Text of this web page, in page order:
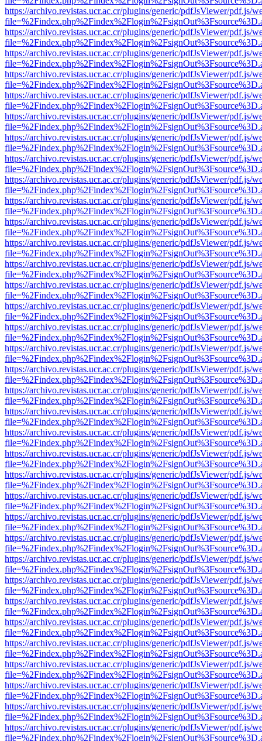
https://archivo.revistas.ucr.ac.cr/plugins/generic/pdfJsViewer/pdf.js/
https://archivo.revistas.ucr.ac.cr/plugins/generic/pdfJsViewer/pdf.js/
https://archivo.revistas.ucr.ac.cr/plugins/generic/pdfJsViewer/pdf.js/
https://archivo.revistas.ucr.ac.cr/plugins/generic/pdfJsViewer/pdf.js/
https://archivo.revistas.ucr.ac.cr/plugins/generic/pdfJsViewer/pdf.js/
https://archivo.revistas.ucr.ac.cr/plugins/generic/pdfJsViewer/pdf.js/
https://archivo.revistas.ucr.ac.cr/plugins/generic/pdfJsViewer/pdf.js/
https://archivo.revistas.ucr.ac.cr/plugins/generic/pdfJsViewer/pdf.js/
https://archivo.revistas.ucr.ac.cr/plugins/generic/pdfJsViewer/pdf.js/
https://archivo.revistas.ucr.ac.cr/plugins/generic/pdfJsViewer/pdf.js/
https://archivo.revistas.ucr.ac.cr/plugins/generic/pdfJsViewer/pdf.js/
https://archivo.revistas.ucr.ac.cr/plugins/generic/pdfJsViewer/pdf.js/
https://archivo.revistas.ucr.ac.cr/plugins/generic/pdfJsViewer/pdf.js/
https://archivo.revistas.ucr.ac.cr/plugins/generic/pdfJsViewer/pdf.js/
https://archivo.revistas.ucr.ac.cr/plugins/generic/pdfJsViewer/pdf.js/
https://archivo.revistas.ucr.ac.cr/plugins/generic/pdfJsViewer/pdf.js/
https://archivo.revistas.ucr.ac.cr/plugins/generic/pdfJsViewer/pdf.js/
https://archivo.revistas.ucr.ac.cr/plugins/generic/pdfJsViewer/pdf.js/
https://archivo.revistas.ucr.ac.cr/plugins/generic/pdfJsViewer/pdf.js/
https://archivo.revistas.ucr.ac.cr/plugins/generic/pdfJsViewer/pdf.js/
https://archivo.revistas.ucr.ac.cr/plugins/generic/pdfJsViewer/pdf.js/
https://archivo.revistas.ucr.ac.cr/plugins/generic/pdfJsViewer/pdf.js/
https://archivo.revistas.ucr.ac.cr/plugins/generic/pdfJsViewer/pdf.js/
https://archivo.revistas.ucr.ac.cr/plugins/generic/pdfJsViewer/pdf.js/
https://archivo.revistas.ucr.ac.cr/plugins/generic/pdfJsViewer/pdf.js/
https://archivo.revistas.ucr.ac.cr/plugins/generic/pdfJsViewer/pdf.js/
https://archivo.revistas.ucr.ac.cr/plugins/generic/pdfJsViewer/pdf.js/
https://archivo.revistas.ucr.ac.cr/plugins/generic/pdfJsViewer/pdf.js/
https://archivo.revistas.ucr.ac.cr/plugins/generic/pdfJsViewer/pdf.js/
https://archivo.revistas.ucr.ac.cr/plugins/generic/pdfJsViewer/pdf.js/
https://archivo.revistas.ucr.ac.cr/plugins/generic/pdfJsViewer/pdf.js/
https://archivo.revistas.ucr.ac.cr/plugins/generic/pdfJsViewer/pdf.js/
https://archivo.revistas.ucr.ac.cr/plugins/generic/pdfJsViewer/pdf.js/
https://archivo.revistas.ucr.ac.cr/plugins/generic/pdfJsViewer/pdf.js/
https://archivo.revistas.ucr.ac.cr/plugins/generic/pdfJsViewer/pdf.js/